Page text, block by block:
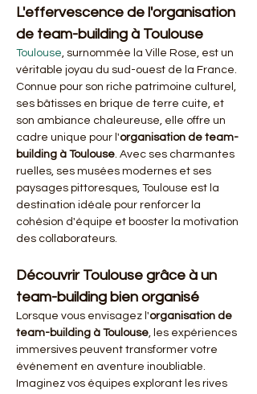
L'effervescence de l'organisation
de team-building à Toulouse
Toulouse, surnommée la Ville Rose, est un
véritable joyau du sud-ouest de la France.
Connue pour son riche patrimoine culturel,
ses bâtisses en brique de terre cuite, et
son ambiance chaleureuse, elle offre un
cadre unique pour l'organisation de team-
building à Toulouse. Avec ses charmantes
ruelles, ses musées modernes et ses
paysages pittoresques, Toulouse est la
destination idéale pour renforcer la
cohésion d'équipe et booster la motivation
des collaborateurs.
Découvrir Toulouse grâce à un
team-building bien organisé
Lorsque vous envisagez l'organisation de
team-building à Toulouse, les expériences
immersives peuvent transformer votre
événement en aventure inoubliable.
Imaginez vos équipes explorant les rives